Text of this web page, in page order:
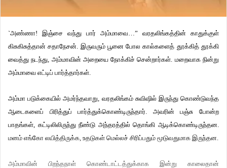
`அண்ணா! இஞ்சை வந்து பார் அம்மாவை…” வரதலிங்கத்தின் காதுக்குள்
கிசுகிசுத்தான் சதாநேசன். இருவரும் பூனை போல கால்களைத் தூக்கித் தூக்கி
வைத்து நடந்து, அம்மாவின் அறையை நோக்கிச் சென்றார்கள். மறைவாக நின்று
அம்மாவை எட்டிப் பார்த்தார்கள்.
அம்மா படுக்கையில் அமர்ந்தவாறு, வரதலிங்கம் சுவிஷில் இருந்து கொண்டுவந்த
ஆடைகளைப் பிரித்துப் பார்த்துக்கொண்டிருந்தார். அவரின் பஞ்சு போன்ற
பாதங்கள், கட்டிலிலிருந்து நீண்டு அந்தரத்தில் தொங்கி ஆடிக்கொண்டிருந்தன.
மனம் எங்கோ லயித்திருக்க, உதடுகள் மெல்லச் சிரிப்பதும் மூடுவதுமாக இருந்தன.
அம்மாவின் பிறந்தநாள் கொண்டாட்டத்துக்காக இன்று காலைதான்